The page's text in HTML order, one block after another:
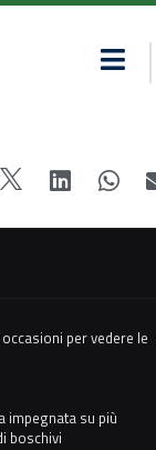
per vedere le
impegnata su più
boschivi